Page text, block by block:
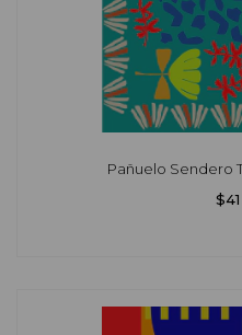
Pañuelo Sendero